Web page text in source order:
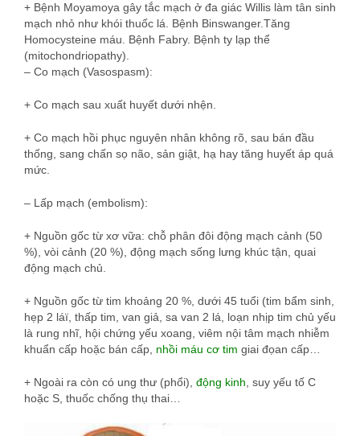
+ Bệnh Moyamoya gây tắc mạch ở đa giác Willis làm tân sinh
mạch nhỏ như khói thuốc lá. Bệnh Binswanger.Tăng
Homocysteine máu. Bệnh Fabry. Bệnh ty lạp thể
(mitochondriopathy).
– Co mạch (Vasospasm):
+ Co mạch sau xuất huyết dưới nhện.
+ Co mạch hồi phục nguyên nhân không rõ, sau bán đầu
thống, sang chấn sọ não, sản giật, hạ hay tăng huyết áp quá
mức.
– Lấp mạch (embolism):
+ Nguồn gốc từ xơ vữa: chỗ phân đôi động mạch cảnh (50
%), vòi cảnh (20 %), động mạch sống lưng khúc tận, quai
động mạch chủ.
+ Nguồn gốc từ tim khoảng 20 %, dưới 45 tuổi (tim bẩm sinh,
hẹp 2 láï, thấp tim, van giả, sa van 2 lá, loạn nhịp tim chủ yếu
là rung nhĩ, hội chứng yếu xoang, viêm nội tâm mạch nhiễm
khuẩn cấp hoặc bán cấp, nhồi máu cơ tim giai đọan cấp…
+ Ngoài ra còn có ung thư (phổi), động kinh , suy yếu tố C
hoặc S, thuốc chống thụ thai…